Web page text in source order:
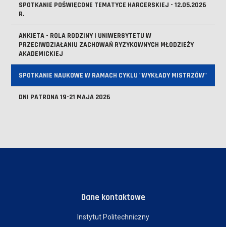
SPOTKANIE POŚWIĘCONE TEMATYCE HARCERSKIEJ - 12.05.2026
R.
ANKIETA - ROLA RODZINY I UNIWERSYTETU W
PRZECIWDZIAŁANIU ZACHOWAŃ RYZYKOWNYCH MŁODZIEŻY
AKADEMICKIEJ
SPOTKANIE NAUKOWE W RAMACH CYKLU "WYKŁADY MISTRZÓW"
DNI PATRONA 19-21 MAJA 2026
Dane kontaktowe
Instytut Politechniczny